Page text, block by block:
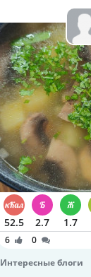
52.5 2.7 1.7
6
0
Интересные блоги